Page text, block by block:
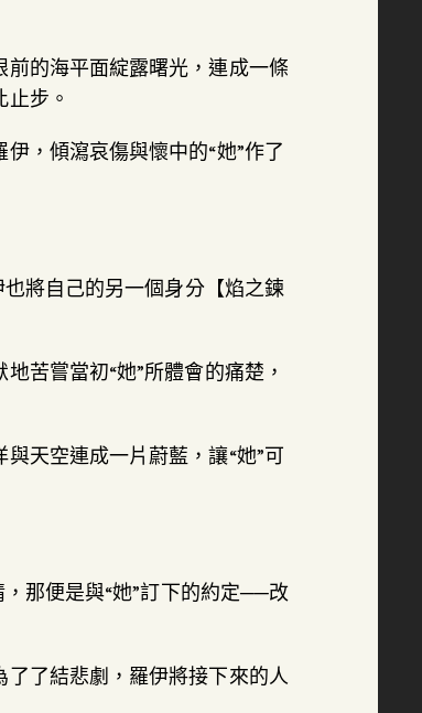
的海平面綻露曙光，連成一條
步。
，傾瀉哀傷與懷中的“她”作了
將自己的另一個身分【焰之鍊
苦嘗當初“她”所體會的痛楚，
天空連成一片蔚藍，讓“她”可
那便是與“她”訂下的約定──改
了結悲劇，羅伊將接下來的人